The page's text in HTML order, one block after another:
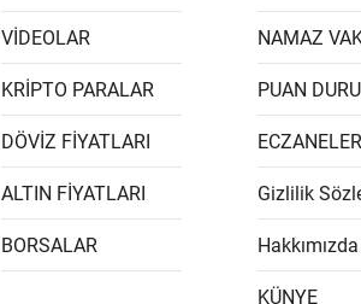
VİDEOLAR
KRİPTO PARALAR
DÖVİZ FİYATLARI
ALTIN FİYATLARI
BORSALAR
NAMAZ
PUAN
ECZANELER
Gizlilik
Hakkımızda
KÜNYE